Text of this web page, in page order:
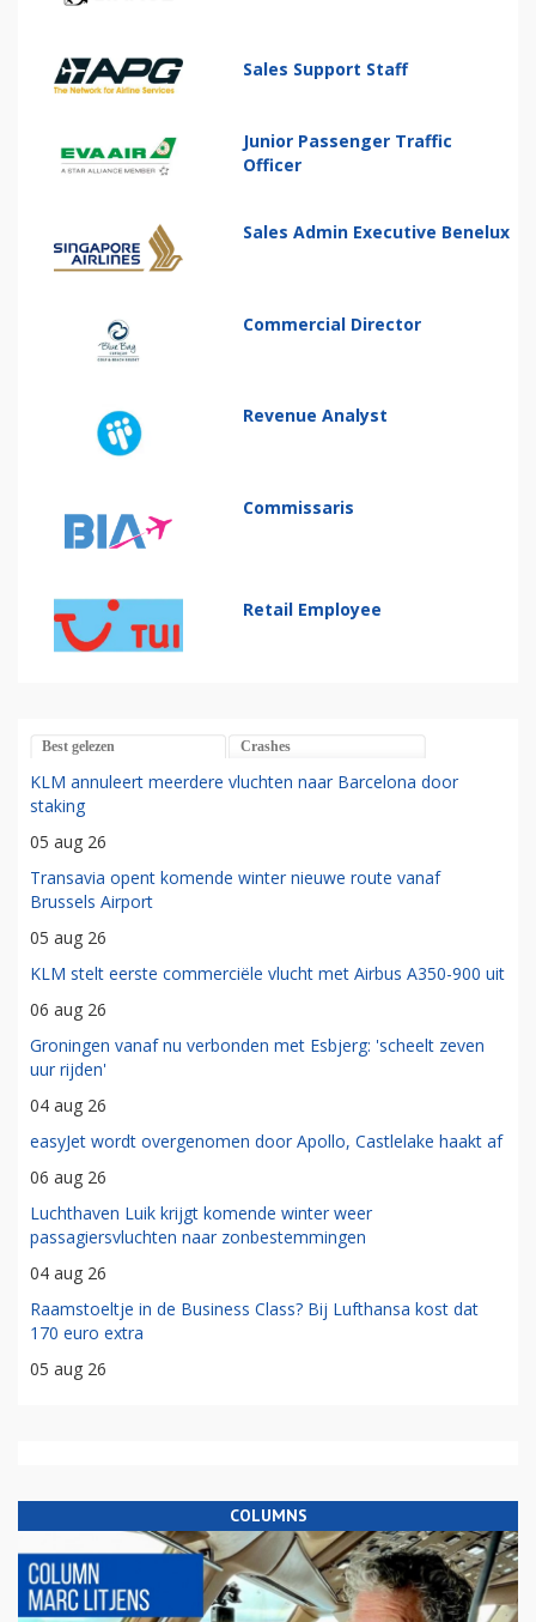
Sales Support Staff
Junior Passenger Traffic
Officer
Sales Admin Executive Benelux
Commercial Director
Revenue Analyst
Commissaris
Retail Employee
Best gelezen Crashes
KLM annuleert meerdere vluchten naar Barcelona door
staking
05 aug 26
Transavia opent komende winter nieuwe route vanaf
Brussels Airport
05 aug 26
KLM stelt eerste commerciële vlucht met Airbus A350-900 uit
06 aug 26
Groningen vanaf nu verbonden met Esbjerg: 'scheelt zeven
uur rijden'
04 aug 26
easyJet wordt overgenomen door Apollo, Castlelake haakt af
06 aug 26
Luchthaven Luik krijgt komende winter weer
passagiersvluchten naar zonbestemmingen
04 aug 26
Raamstoeltje in de Business Class? Bij Lufthansa kost dat
170 euro extra
05 aug 26
COLUMNS